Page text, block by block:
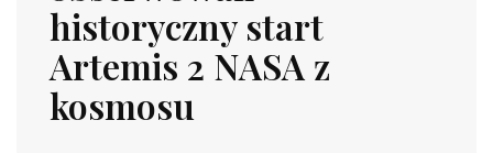
historyczny start
Artemis 2 NASA z
kosmosu